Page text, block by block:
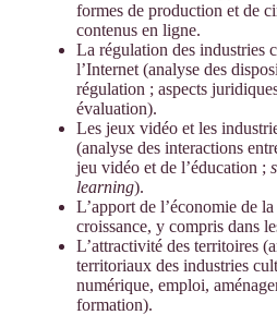
formes de production et de
contenus en ligne.
La régulation des industries
l’Internet (analyse des
régulation ; aspects
évaluation).
Les jeux vidéo et les
(analyse des interactions
jeu vidéo et de l’éducation ;
learning).
L’apport de l’économie de
croissance, y compris dans
L’attractivité des territoires
territoriaux des industries
numérique, emploi,
formation).